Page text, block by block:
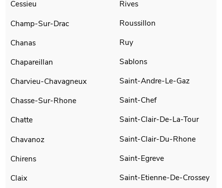
Cessieu
Champ-Sur-Drac
Chanas
Chapareillan
Charvieu-Chavagneux
Chasse-Sur-Rhone
Chatte
Chavanoz
Chirens
Claix
Rives
Roussillon
Ruy
Sablons
Saint-Andre-Le-Gaz
Saint-Chef
Saint-Clair-De-La-Tour
Saint-Clair-Du-Rhone
Saint-Egreve
Saint-Etienne-De-Crossey